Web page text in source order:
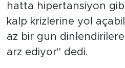
hatta hipertansiyon
kalp krizlerine yol
az bir gün
arz ediyor" dedi.